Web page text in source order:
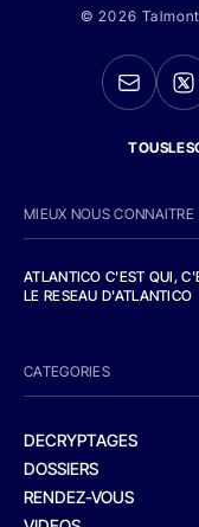
© 2026
MIEUX NOUS CONNAITRE
ATLANTICO C'EST QUI,
LE RESEAU D'ATLANTICO
CATEGORIES
DECRYPTAGES
DOSSIERS
RENDEZ-VOUS